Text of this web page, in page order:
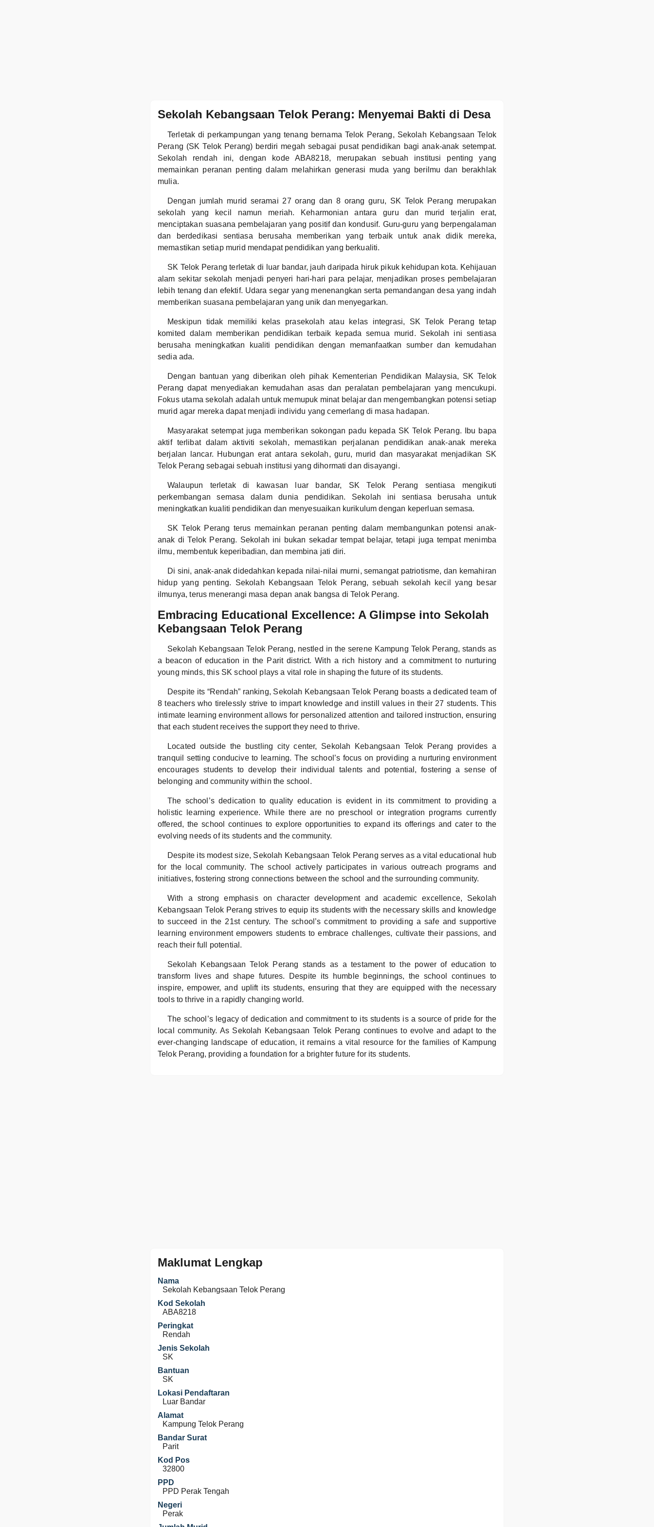
Sekolah Kebangsaan Telok Perang: Menyemai Bakti di Desa
Terletak di perkampungan yang tenang bernama Telok Perang, Sekolah Kebangsaan Telok
Perang (SK Telok Perang) berdiri megah sebagai pusat pendidikan bagi anak-anak setempat.
Sekolah rendah ini, dengan kode ABA8218, merupakan sebuah institusi penting yang
memainkan peranan penting dalam melahirkan generasi muda yang berilmu dan berakhlak
mulia.
Dengan jumlah murid seramai 27 orang dan 8 orang guru, SK Telok Perang merupakan
sekolah yang kecil namun meriah. Keharmonian antara guru dan murid terjalin erat,
menciptakan suasana pembelajaran yang positif dan kondusif. Guru-guru yang berpengalaman
dan berdedikasi sentiasa berusaha memberikan yang terbaik untuk anak didik mereka,
memastikan setiap murid mendapat pendidikan yang berkualiti.
SK Telok Perang terletak di luar bandar, jauh daripada hiruk pikuk kehidupan kota. Kehijauan
alam sekitar sekolah menjadi penyeri hari-hari para pelajar, menjadikan proses pembelajaran
lebih tenang dan efektif. Udara segar yang menenangkan serta pemandangan desa yang indah
memberikan suasana pembelajaran yang unik dan menyegarkan.
Meskipun tidak memiliki kelas prasekolah atau kelas integrasi, SK Telok Perang tetap
komited dalam memberikan pendidikan terbaik kepada semua murid. Sekolah ini sentiasa
berusaha meningkatkan kualiti pendidikan dengan memanfaatkan sumber dan kemudahan
sedia ada.
Dengan bantuan yang diberikan oleh pihak Kementerian Pendidikan Malaysia, SK Telok
Perang dapat menyediakan kemudahan asas dan peralatan pembelajaran yang mencukupi.
Fokus utama sekolah adalah untuk memupuk minat belajar dan mengembangkan potensi setiap
murid agar mereka dapat menjadi individu yang cemerlang di masa hadapan.
Masyarakat setempat juga memberikan sokongan padu kepada SK Telok Perang. Ibu bapa
aktif terlibat dalam aktiviti sekolah, memastikan perjalanan pendidikan anak-anak mereka
berjalan lancar. Hubungan erat antara sekolah, guru, murid dan masyarakat menjadikan SK
Telok Perang sebagai sebuah institusi yang dihormati dan disayangi.
Walaupun terletak di kawasan luar bandar, SK Telok Perang sentiasa mengikuti
perkembangan semasa dalam dunia pendidikan. Sekolah ini sentiasa berusaha untuk
meningkatkan kualiti pendidikan dan menyesuaikan kurikulum dengan keperluan semasa.
SK Telok Perang terus memainkan peranan penting dalam membangunkan potensi anak-
anak di Telok Perang. Sekolah ini bukan sekadar tempat belajar, tetapi juga tempat menimba
ilmu, membentuk keperibadian, dan membina jati diri.
Di sini, anak-anak didedahkan kepada nilai-nilai murni, semangat patriotisme, dan kemahiran
hidup yang penting. Sekolah Kebangsaan Telok Perang, sebuah sekolah kecil yang besar
ilmunya, terus menerangi masa depan anak bangsa di Telok Perang.
Embracing Educational Excellence: A Glimpse into Sekolah
Kebangsaan Telok Perang
Sekolah Kebangsaan Telok Perang, nestled in the serene Kampung Telok Perang, stands as
a beacon of education in the Parit district. With a rich history and a commitment to nurturing
young minds, this SK school plays a vital role in shaping the future of its students.
Despite its “Rendah” ranking, Sekolah Kebangsaan Telok Perang boasts a dedicated team of
8 teachers who tirelessly strive to impart knowledge and instill values in their 27 students. This
intimate learning environment allows for personalized attention and tailored instruction, ensuring
that each student receives the support they need to thrive.
Located outside the bustling city center, Sekolah Kebangsaan Telok Perang provides a
tranquil setting conducive to learning. The school’s focus on providing a nurturing environment
encourages students to develop their individual talents and potential, fostering a sense of
belonging and community within the school.
The school’s dedication to quality education is evident in its commitment to providing a
holistic learning experience. While there are no preschool or integration programs currently
offered, the school continues to explore opportunities to expand its offerings and cater to the
evolving needs of its students and the community.
Despite its modest size, Sekolah Kebangsaan Telok Perang serves as a vital educational hub
for the local community. The school actively participates in various outreach programs and
initiatives, fostering strong connections between the school and the surrounding community.
With a strong emphasis on character development and academic excellence, Sekolah
Kebangsaan Telok Perang strives to equip its students with the necessary skills and knowledge
to succeed in the 21st century. The school’s commitment to providing a safe and supportive
learning environment empowers students to embrace challenges, cultivate their passions, and
reach their full potential.
Sekolah Kebangsaan Telok Perang stands as a testament to the power of education to
transform lives and shape futures. Despite its humble beginnings, the school continues to
inspire, empower, and uplift its students, ensuring that they are equipped with the necessary
tools to thrive in a rapidly changing world.
The school’s legacy of dedication and commitment to its students is a source of pride for the
local community. As Sekolah Kebangsaan Telok Perang continues to evolve and adapt to the
ever-changing landscape of education, it remains a vital resource for the families of Kampung
Telok Perang, providing a foundation for a brighter future for its students.
Maklumat Lengkap
Nama
Sekolah Kebangsaan Telok Perang
Kod Sekolah
ABA8218
Peringkat
Rendah
Jenis Sekolah
SK
Bantuan
SK
Lokasi Pendaftaran
Luar Bandar
Alamat
Kampung Telok Perang
Bandar Surat
Parit
Kod Pos
32800
PPD
PPD Perak Tengah
Negeri
Perak